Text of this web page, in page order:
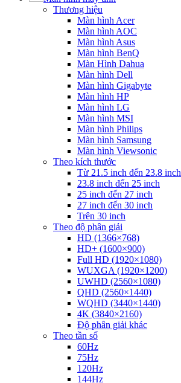
Thương hiệu
Màn hình Acer
Màn hình AOC
Màn hình Asus
Màn hình BenQ
Màn Hình Dahua
Màn hình Dell
Màn hình Gigabyte
Màn hình HP
Màn hình LG
Màn hình MSI
Màn hình Philips
Màn hình Samsung
Màn hình Viewsonic
Theo kích thước
Từ 21.5 inch đến 23.8 inch
23.8 inch đến 25 inch
25 inch đến 27 inch
27 inch đến 30 inch
Trên 30 inch
Theo độ phân giải
HD (1366×768)
HD+ (1600×900)
Full HD (1920×1080)
WUXGA (1920×1200)
UWHD (2560×1080)
QHD (2560×1440)
WQHD (3440×1440)
4K (3840×2160)
Độ phân giải khác
Theo tần số
60Hz
75Hz
120Hz
144Hz